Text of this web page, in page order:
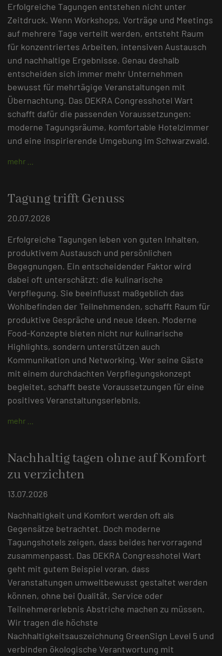
Erfolgreiche Tagungen entstehen nicht unter
Zeitdruck. Wenn Workshops, Vorträge und Meetings
auf mehrere Tage verteilt werden, entsteht Raum
für konzentriertes Arbeiten, intensiven Austausch
und nachhaltige Ergebnisse. Genau deshalb
entscheiden sich immer mehr Unternehmen
bewusst für mehrtägige Veranstaltungen mit
Übernachtung. Das DEKRA Congresshotel Wart
schafft dafür die passenden Voraussetzungen:
moderne Tagungsräume, komfortable Hotelzimmer
und eine inspirierende Umgebung im Schwarzwald.
mehr …
Tagung trifft Genuss
20.07.2026
Erfolgreiche Tagungen leben von guten Inhalten,
produktivem Austausch und persönlichen
Begegnungen. Ein entscheidender Faktor wird
dabei oft unterschätzt: die kulinarische
Verpflegung. Sie beeinflusst maßgeblich das
Wohlbefinden der Teilnehmenden, schafft Raum für
produktive Gespräche und neue Ideen. Moderne
Food-Konzepte bieten nicht nur kulinarische
Highlights, sondern unterstützen auch
Kommunikation und Networking. Wer seine Gäste
mit einem durchdachten Verpflegungskonzept
begleitet, schafft beste Voraussetzungen für eine
positives Veranstaltungserlebnis.
mehr …
Nachhaltig tagen ohne auf Komfort
zu verzichten
13.07.2026
Nachhaltigkeit und Komfort werden oft als
Gegensätze betrachtet. Doch moderne
Tagungshotels zeigen, dass beides hervorragend
zusammenpasst. Das DEKRA Congresshotel Wart
geht mit gutem Beispiel voran, dass
Veranstaltungen umweltbewusst gestaltet werden
können, ohne bei Qualität, Service oder
Teilnehmererlebnis Abstriche machen zu müssen.
Wir tragen die höchste
Nachhaltigkeitsauszeichnung GreenSign Level 5 und
verbinden ökologische Verantwortung mit